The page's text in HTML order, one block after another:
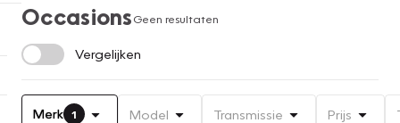
OccasionsGeen resultaten
Vergelijken
Merk 1 Model Transmissie Prijs